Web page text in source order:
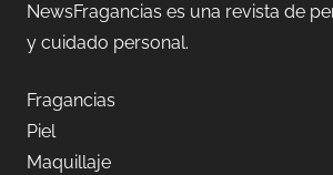
NewsFragancias es una revista de
y cuidado personal.
Fragancias
Piel
Maquillaje